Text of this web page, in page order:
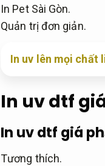
In Pet Sài Gòn.
Quản trị đơn giản.
In uv lên mọi chất
In uv dtf
In uv dtf giá
Tương thích.